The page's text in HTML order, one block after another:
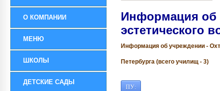
О КОМПАНИИ
МЕНЮ
ШКОЛЫ
ДЕТСКИЕ САДЫ
Информация об
эстетического
Информация об учреждении -
Петербурга (всего училищ - 3)
ПУ: